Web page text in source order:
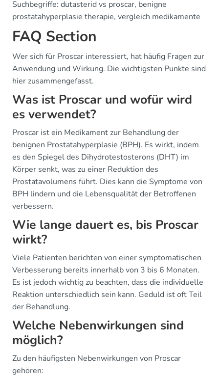
Suchbegriffe: dutasterid vs proscar, benigne
prostatahyperplasie therapie, vergleich medikamente
FAQ Section
Wer sich für Proscar interessiert, hat häufig Fragen zur
Anwendung und Wirkung. Die wichtigsten Punkte sind
hier zusammengefasst.
Was ist Proscar und wofür wird
es verwendet?
Proscar ist ein Medikament zur Behandlung der
benignen Prostatahyperplasie (BPH). Es wirkt, indem
es den Spiegel des Dihydrotestosterons (DHT) im
Körper senkt, was zu einer Reduktion des
Prostatavolumens führt. Dies kann die Symptome von
BPH lindern und die Lebensqualität der Betroffenen
verbessern.
Wie lange dauert es, bis Proscar
wirkt?
Viele Patienten berichten von einer symptomatischen
Verbesserung bereits innerhalb von 3 bis 6 Monaten.
Es ist jedoch wichtig zu beachten, dass die individuelle
Reaktion unterschiedlich sein kann. Geduld ist oft Teil
der Behandlung.
Welche Nebenwirkungen sind
möglich?
Zu den häufigsten Nebenwirkungen von Proscar
gehören: